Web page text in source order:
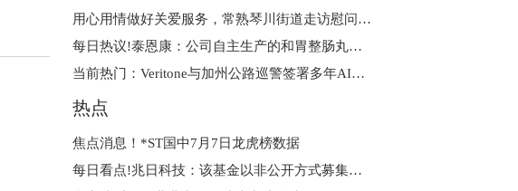
用心用情做好关爱服务，常熟琴川街道走访慰问烈士遗属|今日热议
每日热议!泰恩康：公司自主生产的和胃整肠丸在6月底已开始发货销售
当前热门：Veritone与加州公路巡警签署多年AI证据处理合同
热点
焦点消息！*ST国中7月7日龙虎榜数据
每日看点!兆日科技：该基金以非公开方式募集运作